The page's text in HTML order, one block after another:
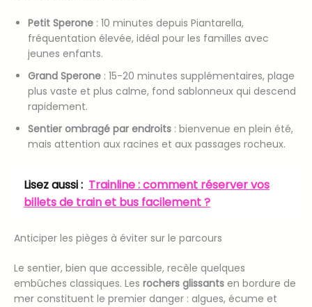
Petit Sperone : 10 minutes depuis Piantarella,
fréquentation élevée, idéal pour les familles avec
jeunes enfants.
Grand Sperone : 15-20 minutes supplémentaires, plage
plus vaste et plus calme, fond sablonneux qui descend
rapidement.
Sentier ombragé par endroits : bienvenue en plein été,
mais attention aux racines et aux passages rocheux.
Lisez aussi : Trainline : comment réserver vos
billets de train et bus facilement ?
Anticiper les pièges à éviter sur le parcours
Le sentier, bien que accessible, recèle quelques
embûches classiques. Les rochers glissants en bordure de
mer constituent le premier danger : algues, écume et